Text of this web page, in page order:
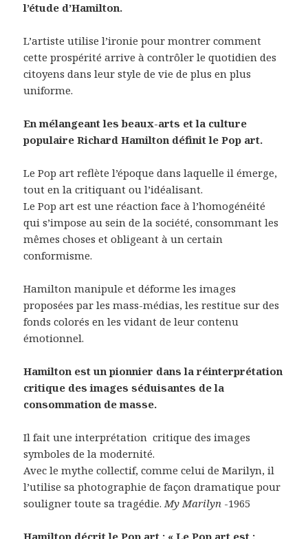
l’étude d’Hamilton.
L’artiste utilise l’ironie pour montrer comment
cette prospérité arrive à contrôler le quotidien des
citoyens dans leur style de vie de plus en plus
uniforme.
En mélangeant les beaux-arts et la culture
populaire Richard Hamilton définit le Pop art.
Le Pop art reflète l’époque dans laquelle il émerge,
tout en la critiquant ou l’idéalisant.
Le Pop art est une réaction face à l’homogénéité
qui s’impose au sein de la société, consommant les
mêmes choses et obligeant à un certain
conformisme.
Hamilton manipule et déforme les images
proposées par les mass-médias, les restitue sur des
fonds colorés en les vidant de leur contenu
émotionnel.
Hamilton est un pionnier dans la réinterprétation
critique des images séduisantes de la
consommation de masse.
Il fait une interprétation critique des images
symboles de la modernité.
Avec le mythe collectif, comme celui de Marilyn, il
l’utilise sa photographie de façon dramatique pour
souligner toute sa tragédie.My Marilyn -1965